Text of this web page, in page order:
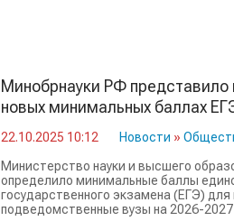
Минобрнауки РФ представило
новых минимальных баллах
поступления в вузы
22.10.2025 10:12 Новости »
Министерство науки и высшего
определило минимальные баллы
государственного экзамена (ЕГЭ) для
подведомственные вузы на 2026-2027